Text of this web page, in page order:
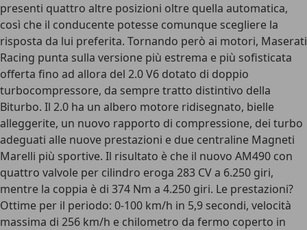
presenti quattro altre posizioni oltre quella automatica,
così che il conducente potesse comunque scegliere la
risposta da lui preferita. Tornando però ai motori, Maserati
Racing punta sulla versione più estrema e più sofisticata
offerta fino ad allora del 2.0 V6 dotato di doppio
turbocompressore, da sempre tratto distintivo della
Biturbo. Il 2.0 ha un albero motore ridisegnato, bielle
alleggerite, un nuovo rapporto di compressione, dei turbo
adeguati alle nuove prestazioni e due centraline Magneti
Marelli più sportive. Il risultato è che il nuovo AM490 con
quattro valvole per cilindro eroga 283 CV a 6.250 giri,
mentre la coppia è di 374 Nm a 4.250 giri. Le prestazioni?
Ottime per il periodo: 0-100 km/h in 5,9 secondi, velocità
massima di 256 km/h e chilometro da fermo coperto in